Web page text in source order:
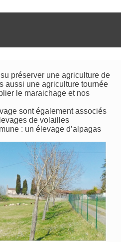
préserver une agriculture de
aussi une agriculture tournée
le maraichage et nos
sont également associés
de volailles
: un élevage d’alpagas